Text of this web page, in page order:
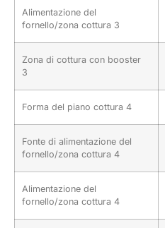
Alimentazione del
fornello/zona cottura 3
Zona di cottura con booster
3
Forma del piano cottura 4
Fonte di alimentazione del
fornello/zona cottura 4
Alimentazione del
fornello/zona cottura 4